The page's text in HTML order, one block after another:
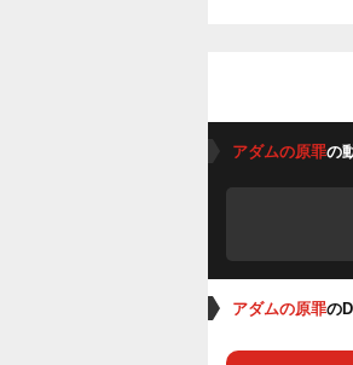
アダムの原罪の
アダムの原罪の